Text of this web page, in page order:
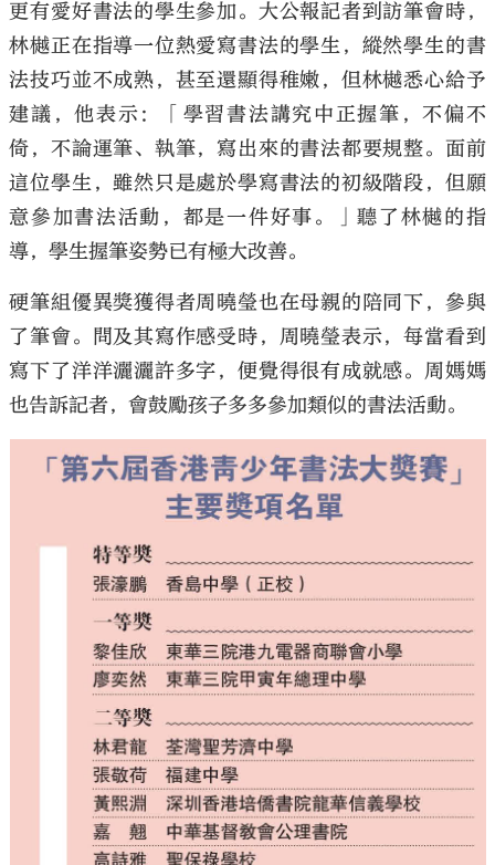
更有愛好書法的學生參加。大公報記者到訪筆會時，
林樾正在指導一位熱愛寫書法的學生，縱然學生的書
法技巧並不成熟，甚至還顯得稚嫩，但林樾悉心給予
建議，他表示：「學習書法講究中正握筆，不偏不
倚，不論運筆、執筆，寫出來的書法都要規整。面前
這位學生，雖然只是處於學寫書法的初級階段，但願
意參加書法活動，都是一件好事。」聽了林樾的指
導，學生握筆姿勢已有極大改善。
硬筆組優異獎獲得者周曉瑩也在母親的陪同下，參與
了筆會。問及其寫作感受時，周曉瑩表示，每當看到
寫下了洋洋灑灑許多字，便覺得很有成就感。周媽媽
也告訴記者，會鼓勵孩子多多參加類似的書法活動。